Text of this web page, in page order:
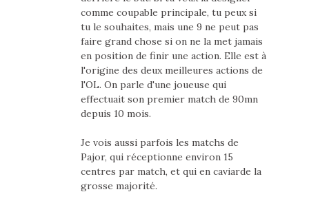
comme coupable principale, tu peux si
tu le souhaites, mais une 9 ne peut pas
faire grand chose si on ne la met jamais
en position de finir une action. Elle est à
l'origine des deux meilleures actions de
l'OL. On parle d'une joueuse qui
effectuait son premier match de 90mn
depuis 10 mois.
Je vois aussi parfois les matchs de
Pajor, qui réceptionne environ 15
centres par match, et qui en caviarde la
grosse majorité.